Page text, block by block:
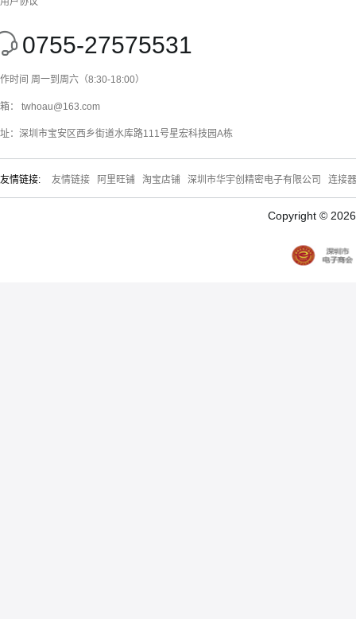
0755-27575531
时间 周一到周六（8:30-18:00）
： twhoau@163.com
：深圳市宝安区西乡街道水库路111号星宏科技园A栋
友情链接: 友情链接 阿里旺铺 淘宝店铺 深圳市华宇创精密电子有限公司 连接
Copyright ©